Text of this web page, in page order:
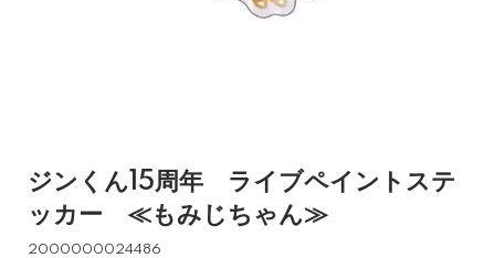
ジンくん15周年 ライブペイントステ
ッカー ≪もみじちゃん≫
2000000024486